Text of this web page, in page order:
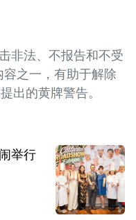
非法、不报告和不受
之一，有助于解除
出的黄牌警告。
举行